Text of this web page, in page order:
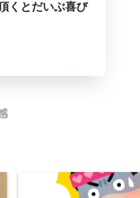
くとだいぶ喜び